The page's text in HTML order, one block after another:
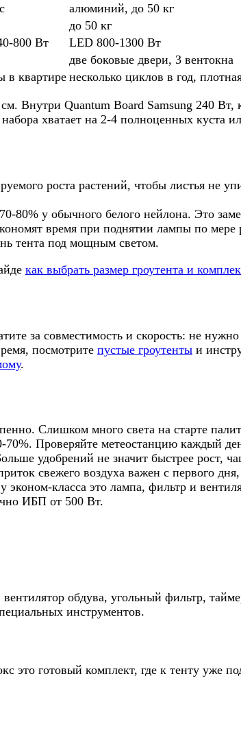
алюминий, до 50 кг
до 50 кг
800 Вт
LED 800-1300 Вт
две боковые двери, 3 вентокна
в квартире несколько циклов в год,
Внутри Quantum Board Samsung 240
хватает на 2-4 полноценных куста
роста растений, чтобы листья не
80% у обычного белого нейлона. Это
время при поднятии лампы по мере
тента под мощным светом.
как выбрать размер гроутента и
за совместимость и скорость: не
посмотрите пустые гроутенты и
.
Слишком много света на старте
Проверяйте метеостанцию каждый
удобрений не значит быстрее рост,
свежего воздуха важен с первого дня,
класса это лампа, фильтр и
ИБП от 500 Вт.
обдува, угольный фильтр,
инструментов.
это готовый комплект, где к тенту уже